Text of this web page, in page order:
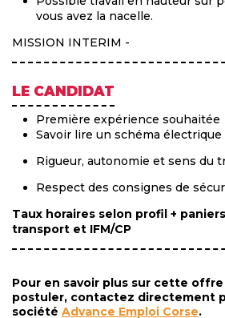
vous avez la nacelle.
MISSION INTERIM -
LE CANDIDAT
Première expérience souhaitée
Savoir lire un schéma
Rigueur, autonomie et sens du
Respect des consignes de
Taux horaires selon profil +
transport et IFM/CP
Pour en savoir plus sur cette
postuler, contactez directement
société Advance Emploi Corse.